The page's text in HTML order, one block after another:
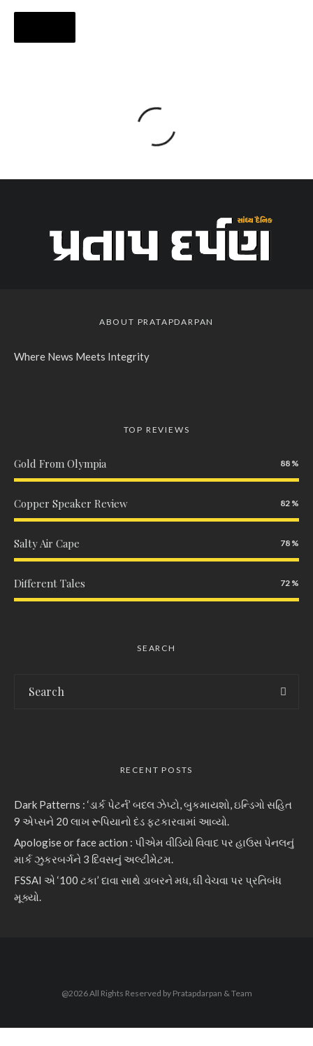
ABOUT PRATAPDARPAN
Where News Meets Integrity
TOP REVIEWS
Gold From Olympia 88
Copper Speaker Review 82
Salty Air Cape 78
Different Tales 72
SEARCH
RECENT POSTS
Dark Patterns : ‘ડાર્ક પેટર્ન’ બદલ ઝેપ્ટો, બુકમાયશો, ઇન્ડિગો સહિત
9 એપ્સને 20 લાખ રૂપિયાનો દંડ ફટકારવામાં આવ્યો.
Apologise or face action : પીએમ વીડિયો વિવાદ પર હાઉસ પેનલનું
માર્ક ઝુકરબર્ગને 3 દિવસનું અલ્ટીમેટમ.
FSSAI એ ‘100 ટકા’ દાવા સાથે ડાબરને મધ, ઘી વેચવા પર પ્રતિબંધ
મૂક્યો.
@2026 All Rights Reserved by Pratapdarpan & Team